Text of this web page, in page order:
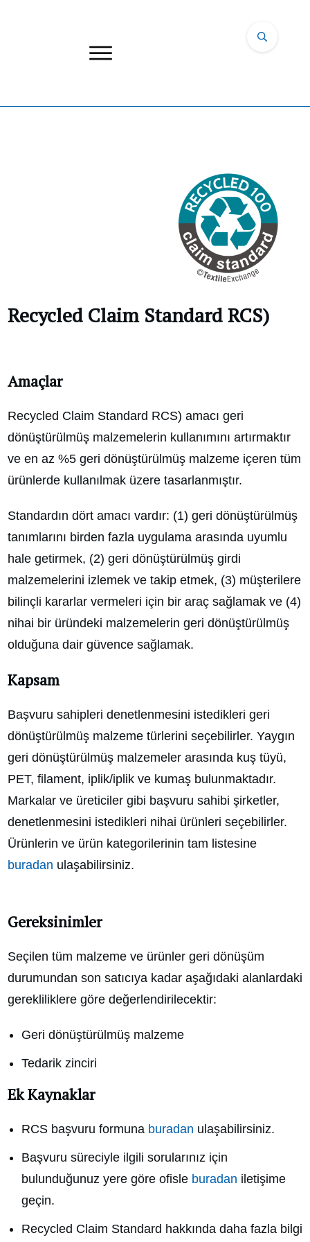
Recycled Claim Standard RCS)
Amaçlar
Recycled Claim Standard RCS) amacı geri
dönüştürülmüş malzemelerin kullanımını artırmaktır
ve en az %5 geri dönüştürülmüş malzeme içeren tüm
ürünlerde kullanılmak üzere tasarlanmıştır.
Standardın dört amacı vardır: (1) geri dönüştürülmüş
tanımlarını birden fazla uygulama arasında uyumlu
hale getirmek, (2) geri dönüştürülmüş girdi
malzemelerini izlemek ve takip etmek, (3) müşterilere
bilinçli kararlar vermeleri için bir araç sağlamak ve (4)
nihai bir üründeki malzemelerin geri dönüştürülmüş
olduğuna dair güvence sağlamak.
Kapsam
Başvuru sahipleri denetlenmesini istedikleri geri
dönüştürülmüş malzeme türlerini seçebilirler. Yaygın
geri dönüştürülmüş malzemeler arasında kuş tüyü,
PET, filament, iplik/iplik ve kumaş bulunmaktadır.
Markalar ve üreticiler gibi başvuru sahibi şirketler,
denetlenmesini istedikleri nihai ürünleri seçebilirler.
Ürünlerin ve ürün kategorilerinin tam listesine
buradan ulaşabilirsiniz.
Gereksinimler
Seçilen tüm malzeme ve ürünler geri dönüşüm
durumundan son satıcıya kadar aşağıdaki alanlardaki
gerekliliklere göre değerlendirilecektir:
Geri dönüştürülmüş malzeme
Tedarik zinciri
Ek Kaynaklar
RCS başvuru formuna buradan ulaşabilirsiniz.
Başvuru süreciyle ilgili sorularınız için
bulunduğunuz yere göre ofisle buradan iletişime
geçin.
Recycled Claim Standard hakkında daha fazla bilgi